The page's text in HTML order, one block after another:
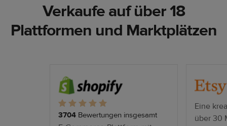
Verkaufe auf über 18
Plattformen und Marktplätzen
3704Bewertungen insgesamt
Eine
über 30